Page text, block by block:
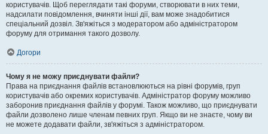
користувачів. Щоб переглядати такі форуми, створювати в них теми,
надсилати повідомлення, вчиняти інші дії, вам може знадобитися
спеціальний дозвіл. Зв'яжіться з модератором або адміністратором
форуму для отримання такого дозволу.
Догори
Чому я не можу приєднувати файли?
Права на приєднання файлів встановлюються на рівні форумів, груп
користувачів або окремих користувачів. Адміністратор форуму можливо
заборонив приєднання файлів у форумі. Також можливо, що приєднувати
файли дозволено лише членам певних груп. Якщо ви не знаєте, чому ви
не можете додавати файли, зв'яжіться з адміністратором.